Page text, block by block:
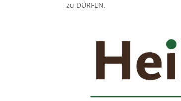
zu DÜRFEN.